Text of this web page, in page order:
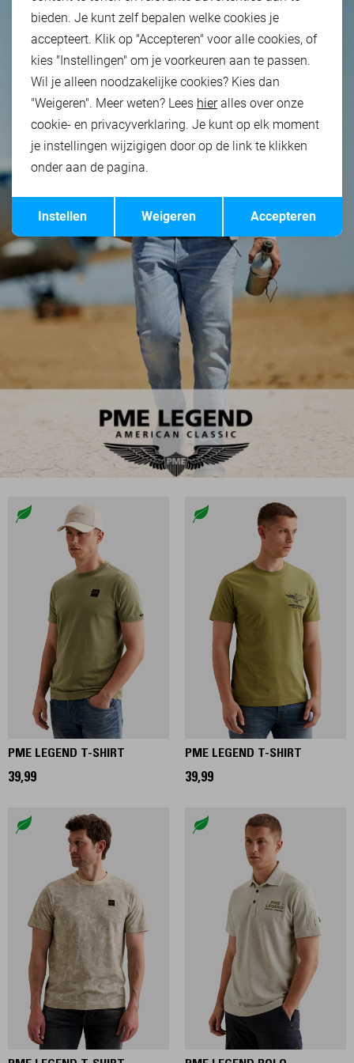
PME LEGEND T-SHIRT
39,99
PME LEGEND T-SHIRT
39,99
Opslaan
bieden. Je kunt zelf bepalen welke cookies je
accepteert. Klik op "Accepteren" voor alle cookies, of
kies "Instellingen" om je voorkeuren aan te passen.
Wil je alleen noodzakelijke cookies? Kies dan
"Weigeren". Meer weten? Lees hieralles over onze
cookie- en privacyverklaring. Je kunt op elk moment
je instellingen wijzigigen door op de link te klikken
onder aan de pagina.
Accepteren
Weigeren
Instellen